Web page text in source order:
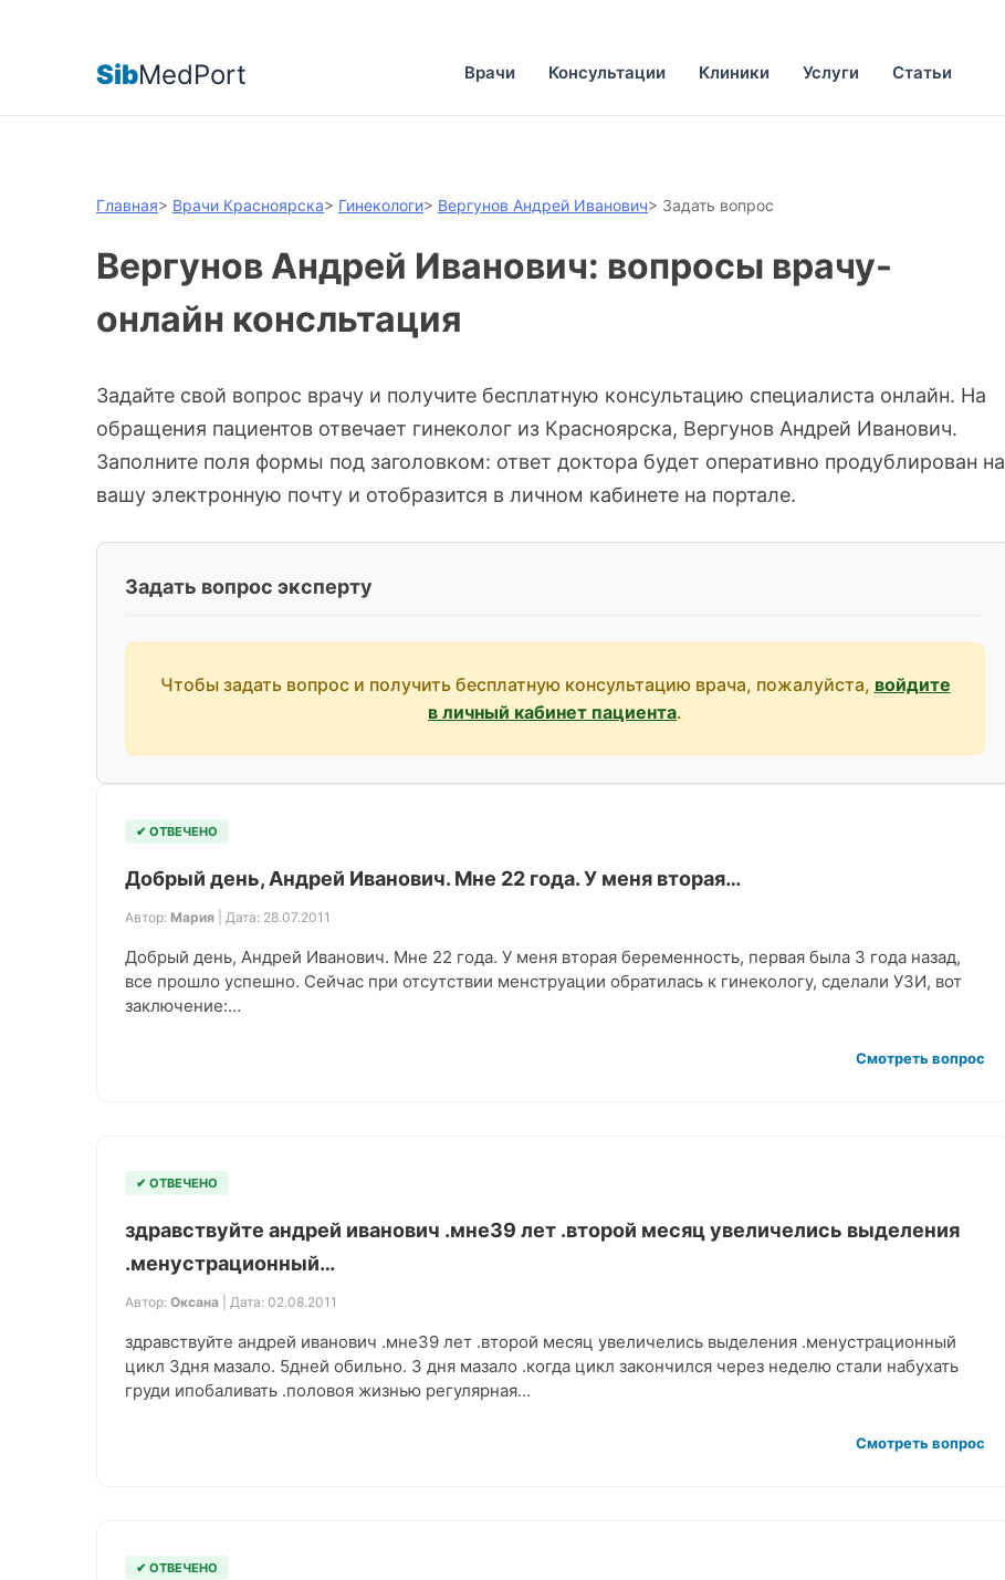
SibMedPort Врачи Консультации Клиники Услуги Статьи
Главная> Врачи Красноярска> Гинекологи> Вергунов Андрей Иванович> Задать вопрос
Вергунов Андрей Иванович: вопросы врачу-
онлайн консльтация
Задайте свой вопрос врачу и получите бесплатную консультацию специалиста онлайн. На
обращения пациентов отвечает гинеколог из Красноярска, Вергунов Андрей Иванович.
Заполните поля формы под заголовком: ответ доктора будет оперативно продублирован на
вашу электронную почту и отобразится в личном кабинете на портале.
Задать вопрос эксперту
Чтобы задать вопрос и получить бесплатную консультацию врача, пожалуйста, войдите
в личный кабинет пациента.
✔ ОТВЕЧЕНО
Добрый день, Андрей Иванович. Мне 22 года. У меня вторая…
Автор: Мария | Дата: 28.07.2011
Добрый день, Андрей Иванович. Мне 22 года. У меня вторая беременность, первая была 3 года назад,
все прошло успешно. Сейчас при отсутствии менструации обратилась к гинекологу, сделали УЗИ, вот
заключение:…
Смотреть вопрос
✔ ОТВЕЧЕНО
здравствуйте андрей иванович .мне39 лет .второй месяц увеличелись выделения
.менустрационный…
Автор: Оксана | Дата: 02.08.2011
здравствуйте андрей иванович .мне39 лет .второй месяц увеличелись выделения .менустрационный
цикл 3дня мазало. 5дней обильно. 3 дня мазало .когда цикл закончился через неделю стали набухать
груди ипобаливать .половоя жизнью регулярная…
Смотреть вопрос
✔ ОТВЕЧЕНО